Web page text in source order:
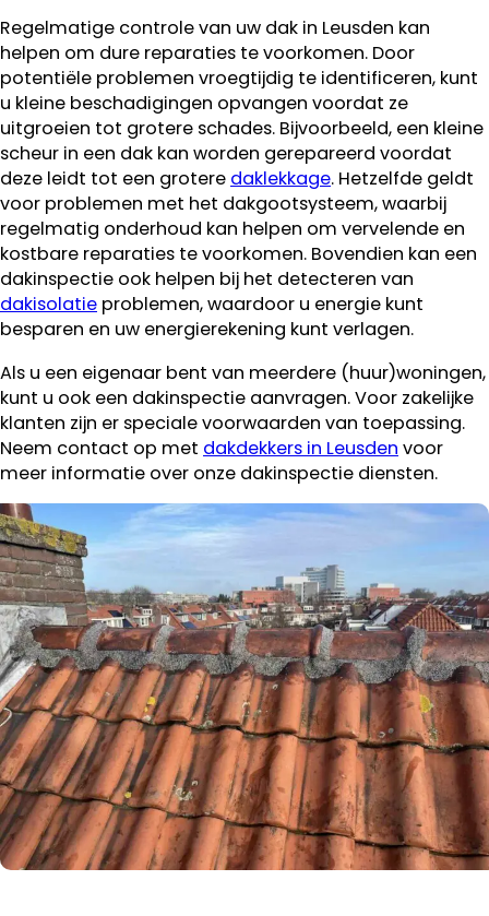
Regelmatige controle van uw dak in Leusden kan
helpen om dure reparaties te voorkomen. Door
potentiële problemen vroegtijdig te identificeren, kunt
u kleine beschadigingen opvangen voordat ze
uitgroeien tot grotere schades. Bijvoorbeeld, een kleine
scheur in een dak kan worden gerepareerd voordat
deze leidt tot een grotere daklekkage. Hetzelfde geldt
voor problemen met het dakgootsysteem, waarbij
regelmatig onderhoud kan helpen om vervelende en
kostbare reparaties te voorkomen. Bovendien kan een
dakinspectie ook helpen bij het detecteren van
dakisolatie problemen, waardoor u energie kunt
besparen en uw energierekening kunt verlagen.
Als u een eigenaar bent van meerdere (huur)woningen,
kunt u ook een dakinspectie aanvragen. Voor zakelijke
klanten zijn er speciale voorwaarden van toepassing.
Neem contact op met dakdekkers in Leusden voor
meer informatie over onze dakinspectie diensten.